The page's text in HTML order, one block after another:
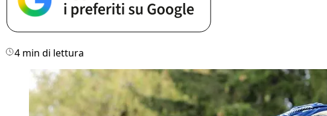
4 min di lettura